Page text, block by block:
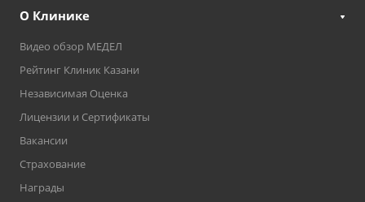
О Клинике
Видео обзор МЕДЕЛ
Рейтинг Клиник Казани
Независимая Оценка
Лицензии и Сертификаты
Вакансии
Страхование
Награды